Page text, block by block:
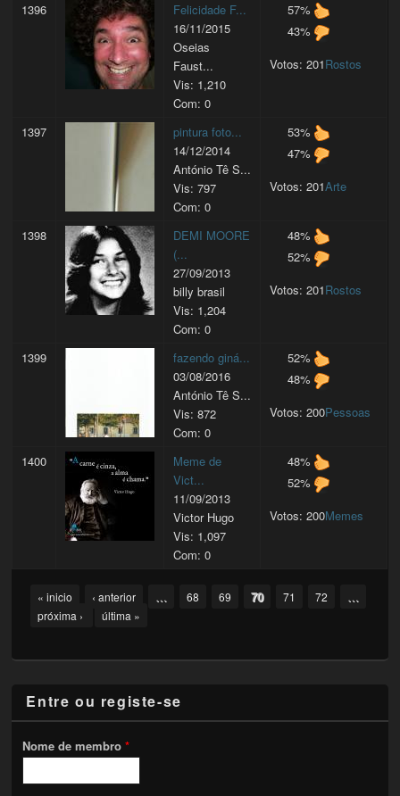
1396
Felicidade F...
16/11/2015
Oseias
Faust...
Vis: 1,210
Com: 0
57%
43%
Votos: 201Rostos
1397
pintura foto...
14/12/2014
António Tê S...
Vis: 797
Com: 0
53%
47%
Votos: 201Arte
1398
DEMI MOORE
(...
27/09/2013
billy brasil
Vis: 1,204
Com: 0
48%
52%
Votos: 201Rostos
1399
fazendo giná...
03/08/2016
António Tê S...
Vis: 872
Com: 0
52%
48%
Votos: 200Pessoas
1400
Meme de
Vict...
11/09/2013
Victor Hugo
Vis: 1,097
Com: 0
48%
52%
Votos: 200Memes
Pages« inicio ‹ anterior … 68 69 70 71 72 …
próxima › última »
Entre ou registe-se
Nome de membro*